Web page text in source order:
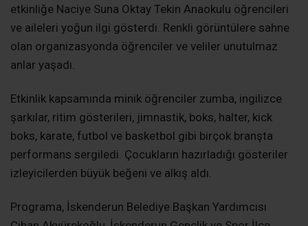
etkinliğe Naciye Suna Oktay Tekin Anaokulu öğrencileri
ve aileleri yoğun ilgi gösterdi. Renkli görüntülere sahne
olan organizasyonda öğrenciler ve veliler unutulmaz
anlar yaşadı.
Etkinlik kapsamında minik öğrenciler zumba, ingilizce
şarkılar, ritim gösterileri, jimnastik, boks, halter, kick
boks, karate, futbol ve basketbol gibi birçok branşta
performans sergiledi. Çocukların hazırladığı gösteriler
izleyicilerden büyük beğeni ve alkış aldı.
Programa, İskenderun Belediye Başkan Yardımcısı